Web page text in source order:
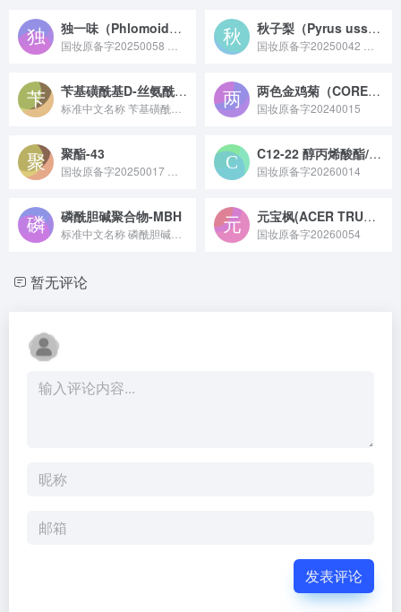
独一味（Phlomoides rotata）提取物 秋子梨（Pyrus ussuriensis）果粉
苄基磺酰基D-丝氨酰基高苯丙氨酸脒基苄胺乙酸盐 两色金鸡菊（COREOPSIS TINCTORIA）花提取物
国妆原备字20240015
聚酯-43 C12-22 醇丙烯酸酯/丙烯酸羟乙酯共聚物
国妆原备字20260014
磷酰胆碱聚合物-MBH 元宝枫(ACER TRUNCATUM )籽油
国妆原备字20260054
暂无评论
发表评论